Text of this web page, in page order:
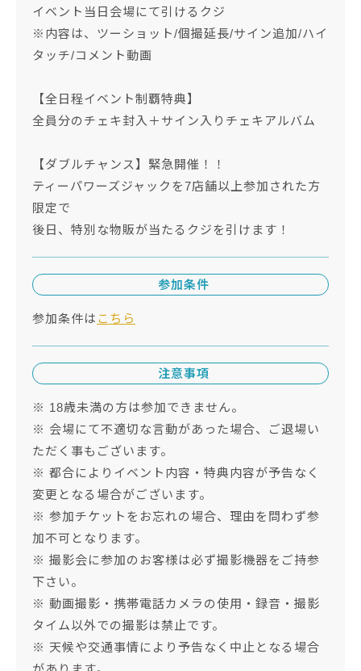
イベント当日会場にて引けるクジ
※内容は、ツーショット/個撮延長/サイン追加/ハイ
タッチ/コメント動画
【全日程イベント制覇特典】
全員分のチェキ封入＋サイン入りチェキアルバム
【ダブルチャンス】緊急開催！！
ティーパワーズジャックを7店舗以上参加された方
限定で
後日、特別な物販が当たるクジを引けます！
参加条件
参加条件は こちら
注意事項
※ 18歳未満の方は参加できません。
※ 会場にて不適切な言動があった場合、ご退場い
ただく事もございます。
※ 都合によりイベント内容・特典内容が予告なく
変更となる場合がございます。
※ 参加チケットをお忘れの場合、理由を問わず参
加不可となります。
※ 撮影会に参加のお客様は必ず撮影機器をご持参
下さい。
※ 動画撮影・携帯電話カメラの使用・録音・撮影
タイム以外での撮影は禁止です。
※ 天候や交通事情により予告なく中止となる場合